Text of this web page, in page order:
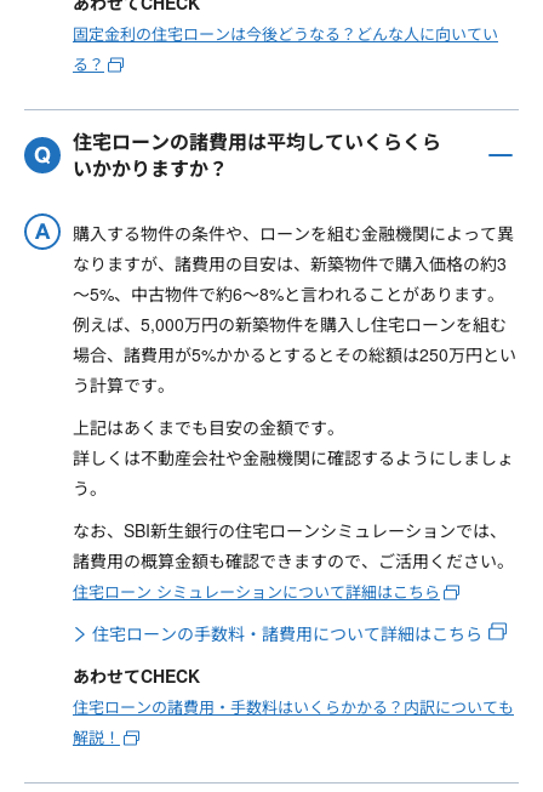
固定金利の住宅ローンは今後どうなる？どんな人に向いてい
る？
住宅ローンの諸費用は平均していくらくら
いかかりますか？
購入する物件の条件や、ローンを組む金融機関によって異
なりますが、諸費用の目安は、新築物件で購入価格の約3
～5%、中古物件で約6～8%と言われることがあります。
例えば、5,000万円の新築物件を購入し住宅ローンを組む
場合、諸費用が5%かかるとするとその総額は250万円とい
う計算です。
上記はあくまでも目安の金額です。
詳しくは不動産会社や金融機関に確認するようにしましょ
う。
なお、SBI新生銀行の住宅ローンシミュレーションでは、
諸費用の概算金額も確認できますので、ご活用ください。
住宅ローン シミュレーションについて詳細はこちら
住宅ローンの手数料・諸費用について詳細はこちら
あわせてCHECK
住宅ローンの諸費用・手数料はいくらかかる？内訳についても
解説！